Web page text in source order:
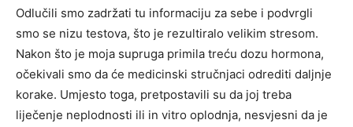
Odlučili smo zadržati tu informaciju za sebe i podvrgli
smo se nizu testova, što je rezultiralo velikim stresom.
Nakon što je moja supruga primila treću dozu hormona,
očekivali smo da će medicinski stručnjaci odrediti daljnje
korake. Umjesto toga, pretpostavili su da joj treba
liječenje neplodnosti ili in vitro oplodnja, nesvjesni da je